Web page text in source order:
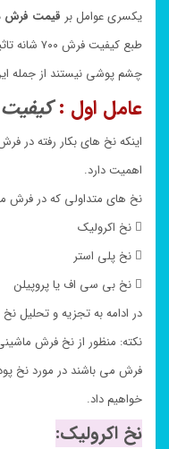
یکسری عوامل بر قیمت فرش
طبع کیفیت
چشم پوشی نیستند از جمله
عامل اول :
اینکه نخ های بکار رفته در
اهمیت دارد.
نخ های متداولی که در فرش
 نخ اکرولیک
 نخ پلی استر
 نخ بی سی اف یا پروپیلن
در ادامه به تجزیه و تحلیل
نکته: منظور از نخ فرش
فرش می باشند در مورد نخ
خواهیم داد.
نخ اکرولیک: